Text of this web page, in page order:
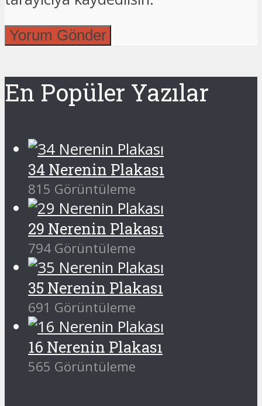
En Popüler Yazılar
34 Nerenin Plakası
815 Görüntüleme
29 Nerenin Plakası
794 Görüntüleme
35 Nerenin Plakası
691 Görüntüleme
16 Nerenin Plakası
565 Görüntüleme